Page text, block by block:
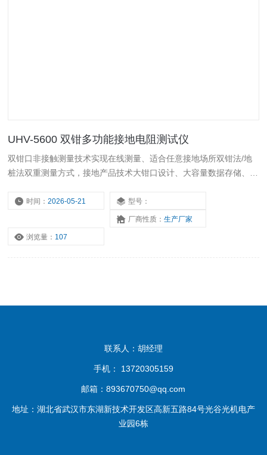
UHV-5600 双钳多功能接地电阻测试仪
双钳口非接触测量技术实现在线测量、适合任意接地场所双钳法/地
桩法双重测量方式，接地产品技术大钳口设计、大容量数据存储、分
时间：2026-05-21 型号：
厂商性质： 生产厂家
浏览量： 107
联系人：胡经理
手机： 13720305159
邮箱：893670750@qq.com
地址：湖北省武汉市东湖新技术开发区高新五路84号光谷光机电产
业园6栋